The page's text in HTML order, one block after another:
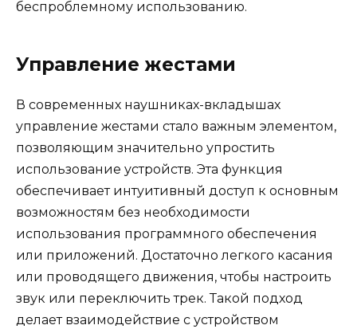
беспроблемному использованию.
Управление жестами
В современных наушниках-вкладышах
управление жестами стало важным элементом,
позволяющим значительно упростить
использование устройств. Эта функция
обеспечивает интуитивный доступ к основным
возможностям без необходимости
использования программного обеспечения
или приложений. Достаточно легкого касания
или проводящего движения, чтобы настроить
звук или переключить трек. Такой подход
делает взаимодействие с устройством